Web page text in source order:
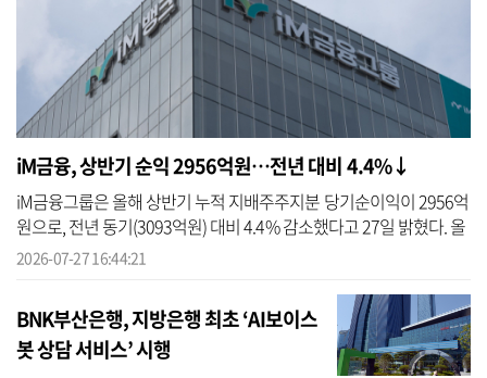
iM금융, 상반기 순익 2956억원…전년 대비 4.4%↓
iM금융그룹은 올해 상반기 누적 지배주주지분 당기순이익이 2956억
원으로, 전년 동기(3093억원) 대비 4.4% 감소했다고 27일 밝혔다. 올
해부터 적용된 교육세 요율 변경 등 비(非) 경상적 비용 증가와 자산
2026-07-27 16:44:21
BNK부산은행, 지방은행 최초 ‘AI보이스
봇 상담 서비스’ 시행